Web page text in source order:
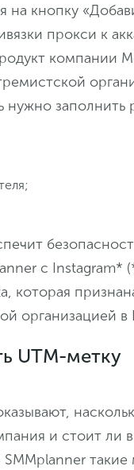
на кнопку
прокси к
компании
нужно заполнить
с Instagram*
которая
организацией в
UTM-метку
и стоит ли
такие